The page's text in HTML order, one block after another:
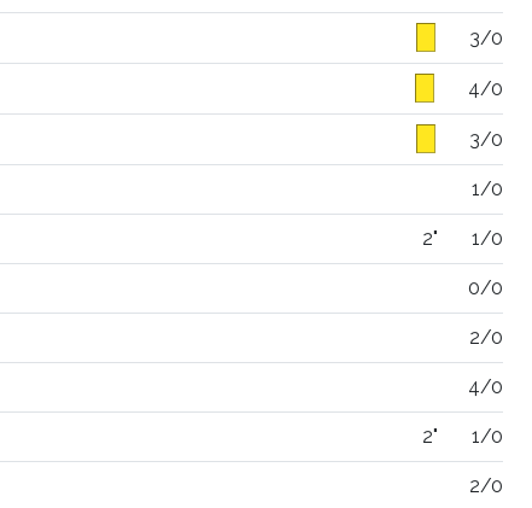
3/0
4/0
3/0
1/0
2" 1/0
0/0
2/0
4/0
2" 1/0
2/0